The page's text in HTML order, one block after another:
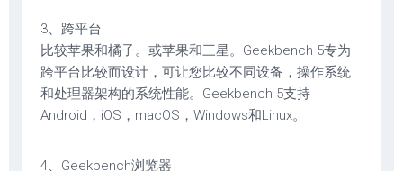
3、跨平台
比较苹果和橘子。或苹果和三星。Geekbench 5专为
跨平台比较而设计，可让您比较不同设备，操作系统
和处理器架构的系统性能。Geekbench 5支持
Android，iOS，macOS，Windows和Linux。
4、Geekbench浏览器